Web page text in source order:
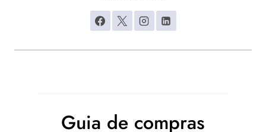
Guia de compras